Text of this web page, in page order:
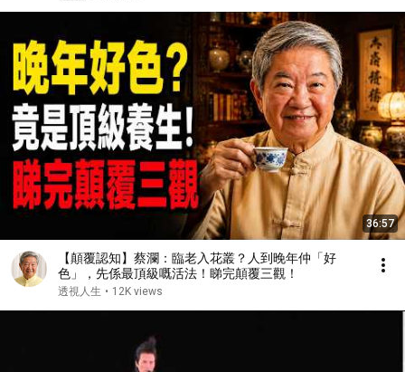
36:57
【顛覆認知】蔡瀾：臨老入花叢？人到晚年仲「好
色」，先係最頂級嘅活法！睇完顛覆三觀！
透視人生 • 12K views